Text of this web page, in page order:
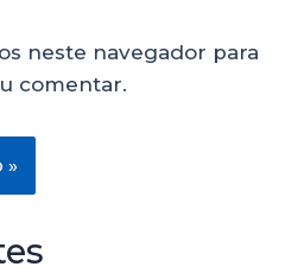
neste navegador para
comentar.